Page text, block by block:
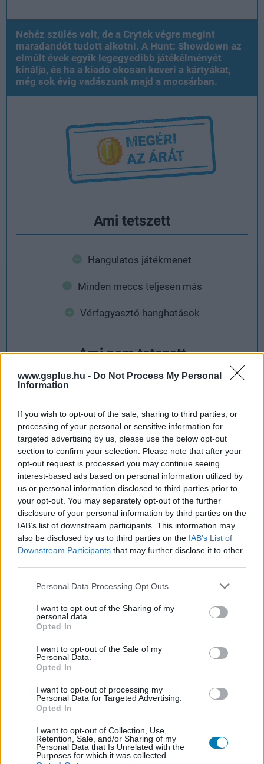
www.gsplus.hu - Do Not Process My Personal
Information
If you wish to opt-out of the sale, sharing to third parties, or
processing of your personal or sensitive information for
targeted advertising by us, please use the below opt-out
section to confirm your selection. Please note that after your
opt-out request is processed you may continue seeing
interest-based ads based on personal information utilized by
us or personal information disclosed to third parties prior to
your opt-out. You may separately opt-out of the further
disclosure of your personal information by third parties on the
IAB’s list of downstream participants. This information may
also be disclosed by us to third parties on the IAB’s List of
Downstream Participants that may further disclose it to other
Please note that this website/app uses one or more Google
not limited to your visit or usage behaviour. You may click to
grant or deny consent to Google and its third-party tags to
use your data for below specified purposes in below Google
consent section.
Personal Data Processing Opt Outs
I want to opt-out of the Sharing of my
personal data.
Opted In
I want to opt-out of the Sale of my
Personal Data.
Opted In
I want to opt-out of processing my
Personal Data for Targeted Advertising.
Opted In
I want to opt-out of Collection, Use,
Retention, Sale, and/or Sharing of my
Personal Data that Is Unrelated with the
Purposes for which it was collected.
Nehéz szülés volt, de a Crytek végre megint
maradandót tudott alkotni. A Hunt: Showdown az
elmúlt évek egyik legegyedibb játékélményét
kínálja, és ha a kiadó okosan keveri a kártyákat,
még sok évig vadászunk majd a mocsárban.
Ami tetszett
Hangulatos játékmenet
Minden meccs teljesen más
Vérfagyasztó hanghatások
Ami nem tetszett
Még mindig lehetne optimalizáltabb
Hozzászólások
Így varázsolja sokkal szebbé
régebbi PC-s játékainkat a
Reshade Ray Tracing
2020 február 26. 09:15
A PC-ket persze rendesen megizzasztja a
felturbózott látványvilág, de a végeredmény
láttán minden kipréselt gigahertz megéri.A
Need for Speed: Undegroundot már láthattátok